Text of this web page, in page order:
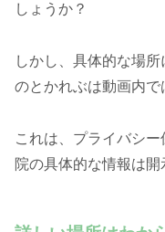
しょうか？
しかし、具体的な場
のとかれぶは動画内で
これは、プライバシ
院の具体的な情報は開